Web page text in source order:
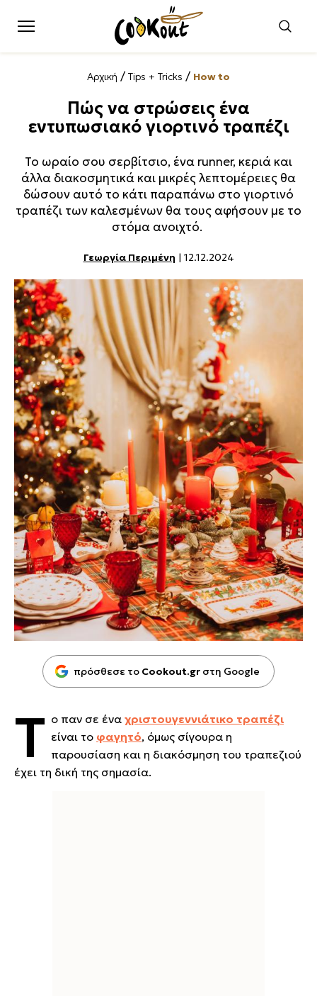
Αρχική / Tips + Tricks / How to
Πώς να στρώσεις ένα
εντυπωσιακό γιορτινό τραπέζι
Το ωραίο σου σερβίτσιο, ένα runner, κεριά και
άλλα διακοσμητικά και μικρές λεπτομέρειες θα
δώσουν αυτό το κάτι παραπάνω στο γιορτινό
τραπέζι των καλεσμένων θα τους αφήσουν με το
στόμα ανοιχτό.
Γεωργία Περιμένη | 12.12.2024
πρόσθεσε το Cookout.gr στη Google
T o παν σε ένα χριστουγεννιάτικο τραπέζι
είναι το φαγητό, όμως σίγουρα η
παρουσίαση και η διακόσμηση του τραπεζιού
έχει τη δική της σημασία.